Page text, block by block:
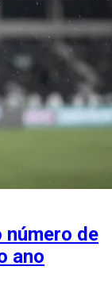
número de
ano